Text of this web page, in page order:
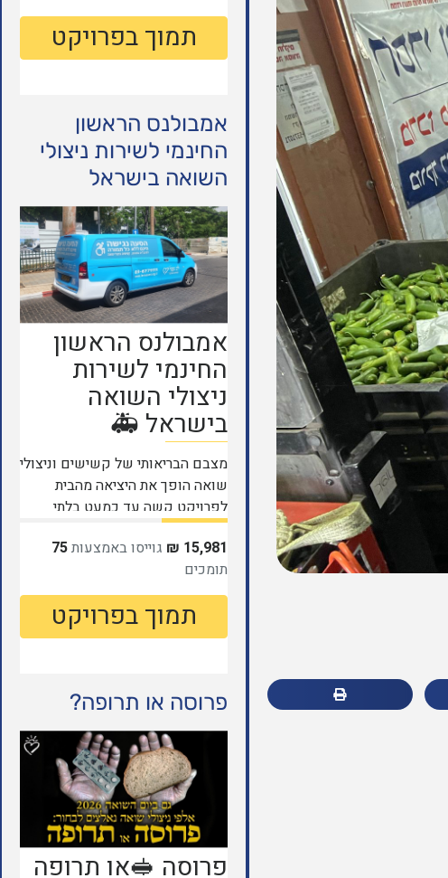
אמבולנס הראשון
החינמי לשירות ניצולי
השואה בישראל
פרוסה או תרופה?